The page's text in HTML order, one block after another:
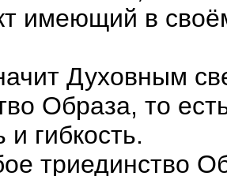
имеющий в
Духовным
Образа, то
и гибкость.
триединство